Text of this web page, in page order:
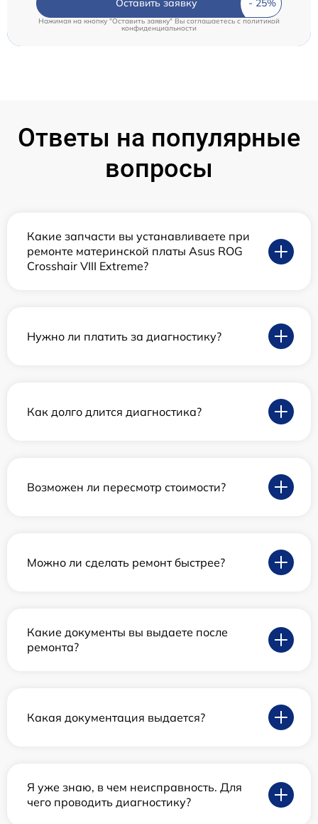
Оставить заявку
Нажимая на кнопку "Оставить заявку" Вы соглашаетесь c политикой
конфиденциальности
Ответы на популярные
вопросы
Какие запчасти вы устанавливаете при
ремонте материнской платы Asus ROG
Crosshair VIII Extreme?
Нужно ли платить за диагностику?
Как долго длится диагностика?
Возможен ли пересмотр стоимости?
Можно ли сделать ремонт быстрее?
Какие документы вы выдаете после
ремонта?
Какая документация выдается?
Я уже знаю, в чем неисправность. Для
чего проводить диагностику?